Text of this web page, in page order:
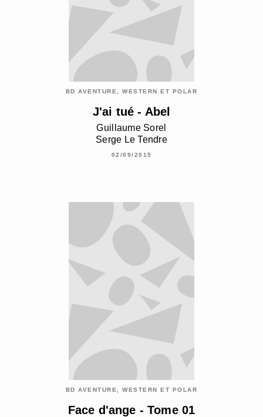
BD AVENTURE, WESTERN ET POLAR
J'ai tué - Abel
Guillaume Sorel
Serge Le Tendre
02/09/2015
BD AVENTURE, WESTERN ET POLAR
Face d'ange - Tome 01